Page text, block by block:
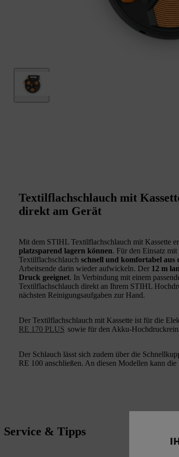
Textilflachschlauch mit
direkt am Gerät
Mit dem STIHL Textilflachschlauch mit Kassette
platzsparend lagern können. Für den Einsatz
Textilflachschlauch schnell und komfortabel aus
Arbeitsende darin wieder aufwickeln. Der 12 m
Druck geeignet. In Verbindung mit einem
Textilflachschlauch direkt an Ihrem STIHL
nächsten Reinigungsaufgaben zur Hand.
Der Textilflachschlauch mit Kassette ist für die
RE 170 PLUS sowie für den Akku-
Der Schlauch lässt sich zudem über die
RE 100 anschließen. An diesen Modellen kann
Service & Tipps